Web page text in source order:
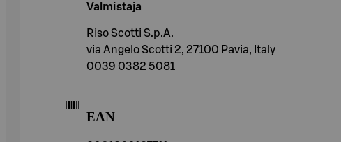
Valmistaja
Riso Scotti S.p.A.
via Angelo Scotti 2, 27100 Pavia, Italy
0039 0382 5081
EAN